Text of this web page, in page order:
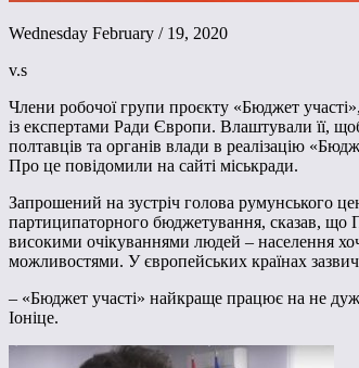
Wednesday February / 19, 2020
v.s
Члени робочої групи проєкту «Бюджет
із експертами Ради Європи. Влаштували її,
полтавців та органів влади в реалізацію
Про це повідомили на сайті міськради.
Запрошений на зустріч голова румунського
партиципаторного бюджетування, сказав, що
високими очікуваннями людей – населення
можливостями. У європейських країнах
– «Бюджет участі» найкраще працює на не
Іоніце.